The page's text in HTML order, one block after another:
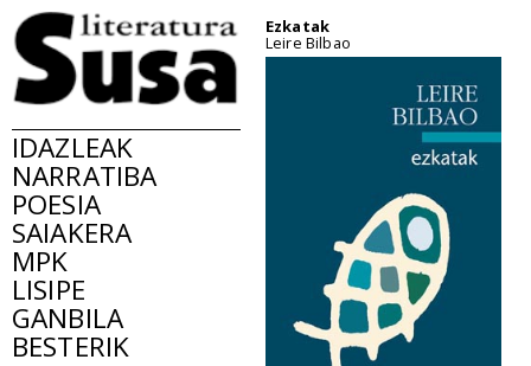
IDAZLEAK
NARRATIBA
POESIA
SAIAKERA
MPK
LISIPE
GANBILA
BESTERIK
Ezkatak
Leire Bilbao